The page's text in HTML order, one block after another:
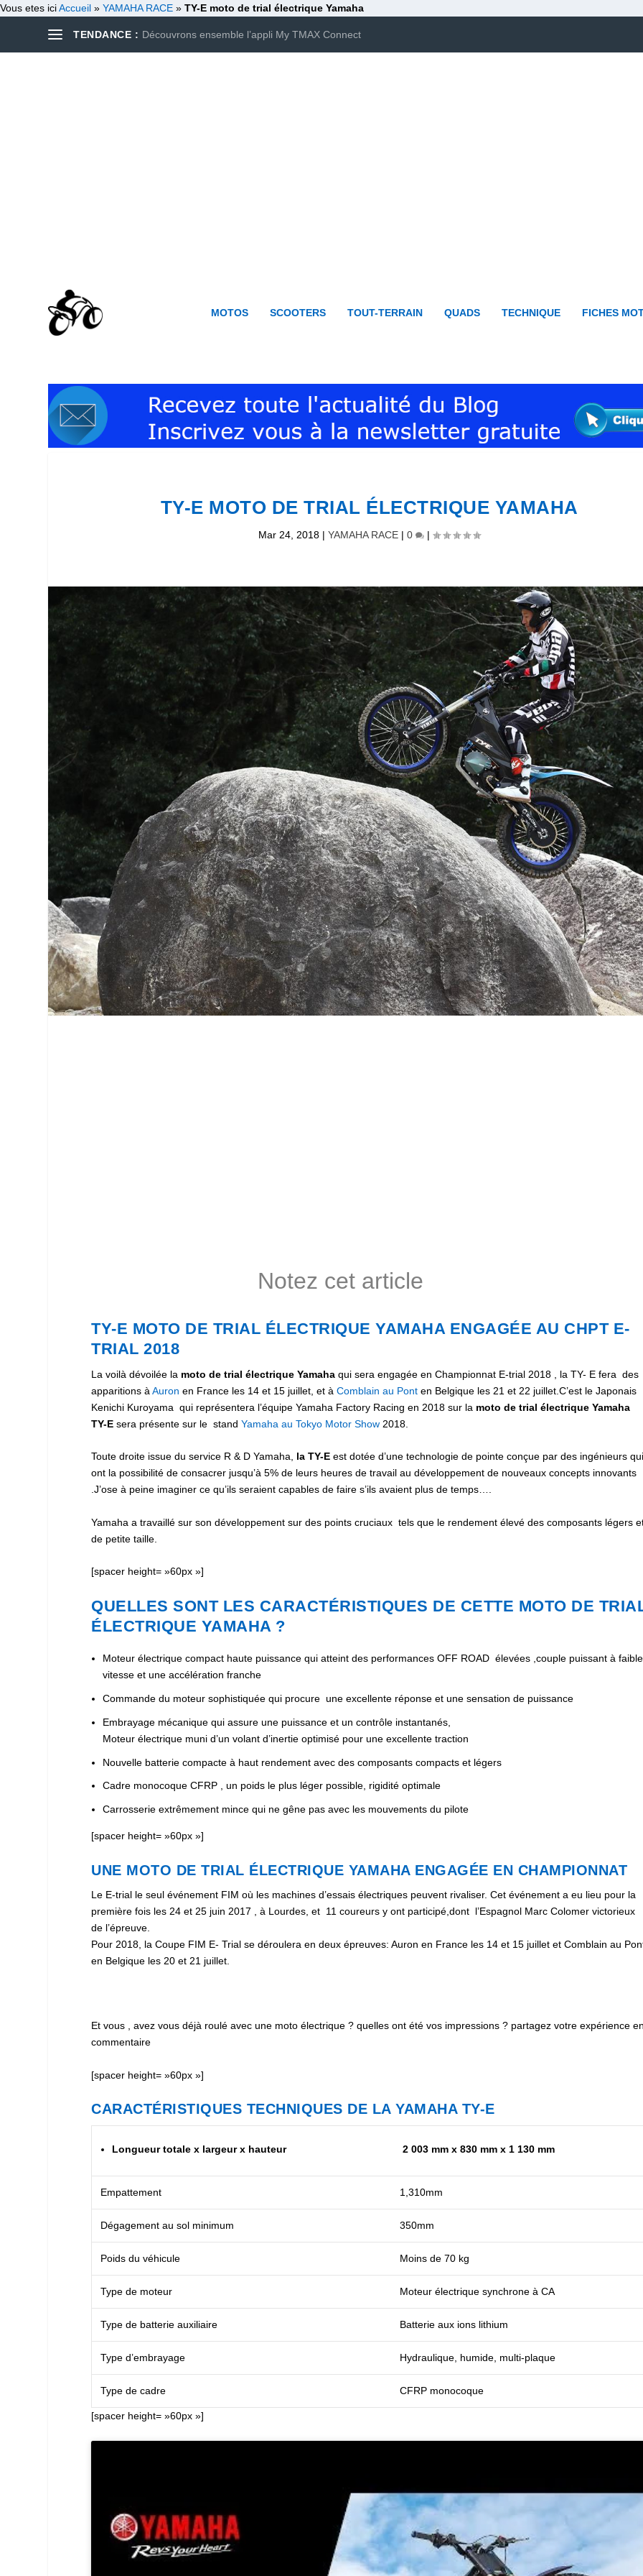
Vous etes iciAccueil » YAMAHA RACE » TY-E moto de trial électrique Yamaha
TENDANCE : Découvrons ensemble l’appli My TMAX Connect
MOTOS SCOOTERS TOUT-TERRAIN QUADS TECHNIQUE FICHES
TY-E MOTO DE TRIAL ÉLECTRIQUE YAMAHA
Mar 24, 2018 |YAMAHA RACE |0 |
Notez cet article
TY-E MOTO DE TRIAL ÉLECTRIQUE YAMAHA ENGAGÉE AU CHPT E-
TRIAL 2018
La voilà dévoilée la moto de trial électrique Yamaha qui sera engagée en Championnat E-trial 2018 , la TY- Efera des
apparitions àAuron en France les 14 et 15 juillet, et àComblain au Pont en Belgique les 21 et 22 juillet.C’est le Japonais
Kenichi Kuroyama qui représentera l’équipe Yamaha Factory Racing en 2018 sur la moto de trial électrique Yamaha
TY-E sera présente sur le standYamaha au Tokyo Motor Show 2018.
Toute droite issue du service R & D Yamaha, la TY-E est dotée d’une technologie de pointe conçue par des ingénieurs
ont la possibilité de consacrer jusqu’à 5% de leurs heures de travail au développement de nouveaux concepts innovants
.J’ose à peine imaginer ce qu’ils seraient capables de faire s’ils avaient plus de temps….
Yamaha a travaillé sur son développement sur des points cruciaux tels que le rendement élevé des composants légers
de petite taille.
[spacer height= »60px »]
QUELLES SONT LES CARACTÉRISTIQUES DE CETTE MOTO DE
ÉLECTRIQUE YAMAHA ?
Moteur électrique compact haute puissance qui atteint des performances OFF ROAD élevées ,couple puissant à faible
vitesse et une accélération franche
Commande du moteur sophistiquée qui procure une excellente réponse et une sensation de puissance
Embrayage mécanique qui assure une puissance et un contrôle instantanés,
Moteur électrique muni d’un volant d’inertie optimisé pour une excellente traction
Nouvelle batterie compacte à haut rendement avec des composants compacts et légers
Cadre monocoque CFRP , un poids le plus léger possible, rigidité optimale
Carrosserie extrêmement mince qui ne gêne pas avec les mouvements du pilote
[spacer height= »60px »]
UNE MOTO DE TRIAL ÉLECTRIQUE YAMAHA ENGAGÉE EN CHAMPIONNAT
Le E-trial le seul événement FIM où les machines d’essais électriques peuvent rivaliser. Cet événement a eu lieu pour la
première fois les 24 et 25 juin 2017 , à Lourdes, et 11 coureurs y ont participé,dont l’Espagnol Marc Colomer victorieux
de l’épreuve.
Pour 2018, la Coupe FIM E- Trial se déroulera en deux épreuves: Auron en France les 14 et 15 juillet et Comblain au
en Belgique les 20 et 21 juillet.
Et vous , avez vous déjà roulé avec une moto électrique ? quelles ont été vos impressions ? partagez votre expérience
commentaire
[spacer height= »60px »]
CARACTÉRISTIQUES TECHNIQUES DE LA YAMAHA TY-E
Longueur totale x largeur x hauteur 2 003 mm x 830 mm x 1 130 mm
Empattement 1,310mm
Dégagement au sol minimum 350mm
Poids du véhicule Moins de 70 kg
Type de moteur Moteur électrique synchrone à CA
Type de batterie auxiliaire Batterie aux ions lithium
Type d’embrayage Hydraulique, humide, multi-plaque
Type de cadre CFRP monocoque
[spacer height= »60px »]